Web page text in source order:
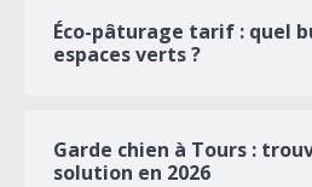
Éco-pâturage tarif : quel
espaces verts ?
Garde chien à Tours :
solution en 2026